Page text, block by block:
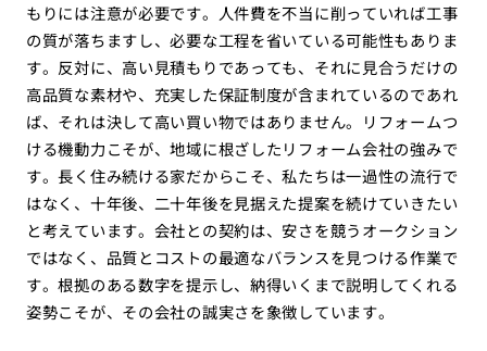
もりには注意が必要です。人件費を不当に削っていれば工事
の質が落ちますし、必要な工程を省いている可能性もありま
す。反対に、高い見積もりであっても、それに見合うだけの
高品質な素材や、充実した保証制度が含まれているのであれ
ば、それは決して高い買い物ではありません。リフォームつ
ける機動力こそが、地域に根ざしたリフォーム会社の強みで
す。長く住み続ける家だからこそ、私たちは一過性の流行で
はなく、十年後、二十年後を見据えた提案を続けていきたい
と考えています。会社との契約は、安さを競うオークション
ではなく、品質とコストの最適なバランスを見つける作業で
す。根拠のある数字を提示し、納得いくまで説明してくれる
姿勢こそが、その会社の誠実さを象徴しています。